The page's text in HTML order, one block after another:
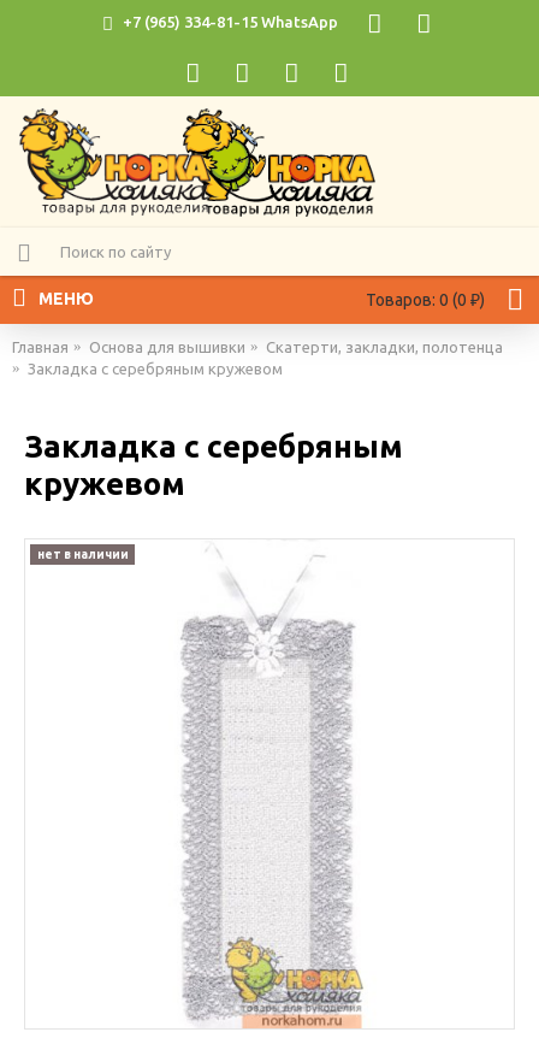
+7 (965) 334-81-15 WhatsApp
Товаров: 0 (0 ₽)
МЕНЮ
Главная Основа для вышивки
Скатерти, закладки, полотенца
Закладка с серебряным кружевом
Закладка с серебряным
кружевом
нет в наличии